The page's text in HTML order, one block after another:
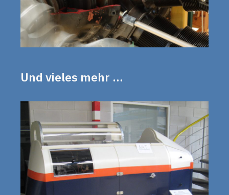
Und vieles mehr …